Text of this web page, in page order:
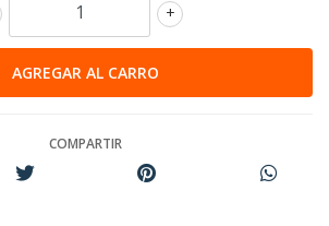
+
COMPARTIR